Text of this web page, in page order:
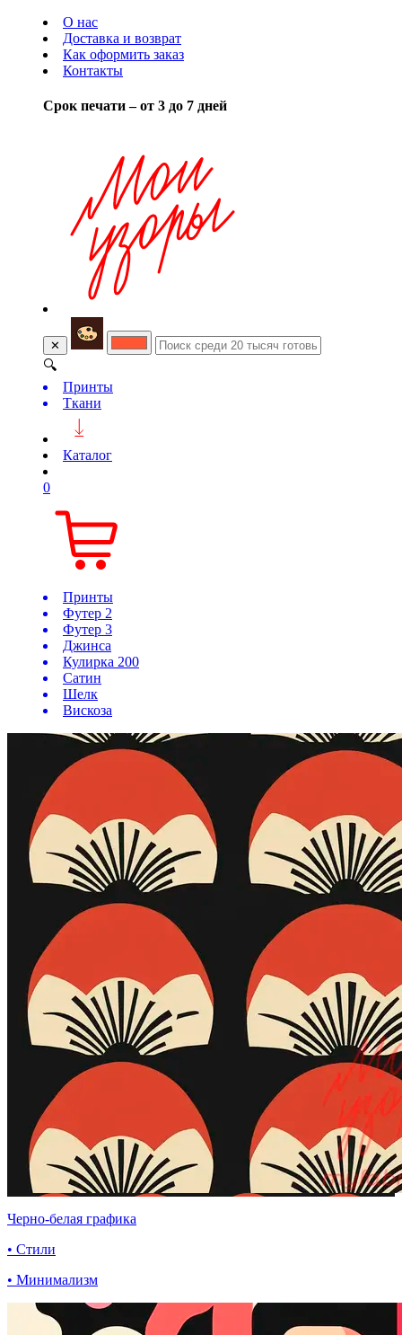
О нас
Доставка и возврат
Как оформить заказ
Контакты
Срок печати – от 3 до 7 дней
✕
🔍
Принты
Ткани
Каталог
0
Принты
Футер 2
Футер 3
Джинса
Кулирка 200
Сатин
Шелк
Вискоза
Черно-белая графика
• Стили
• Минимализм